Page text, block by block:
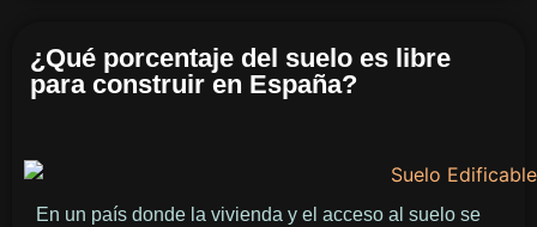
¿Qué porcentaje del suelo es libre
para construir en España?
En un país donde la vivienda y el acceso al suelo se